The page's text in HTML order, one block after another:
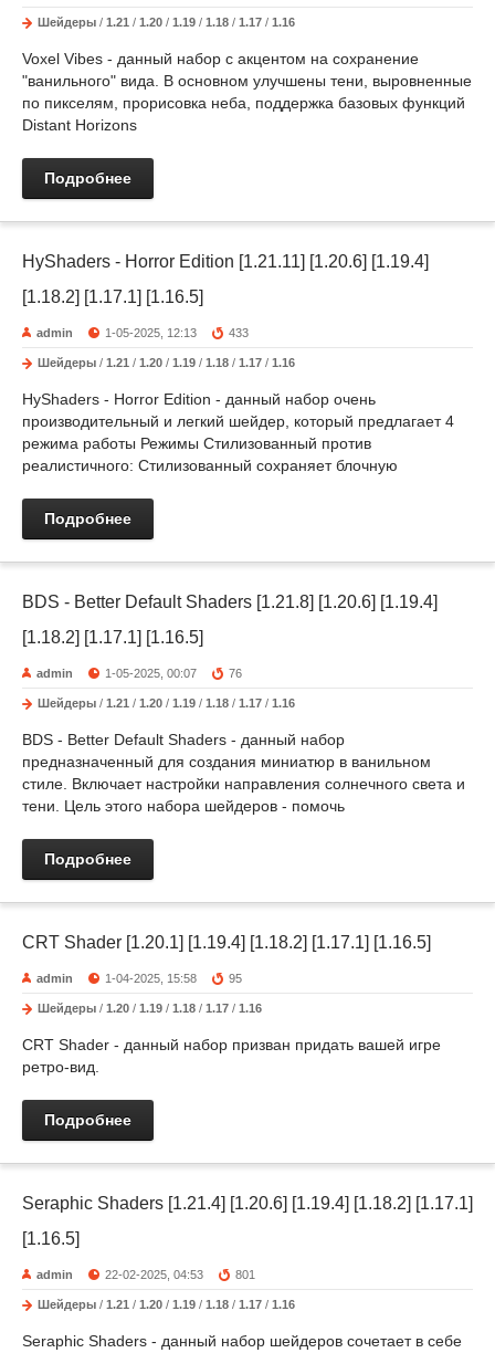
Шейдеры / 1.21 / 1.20 / 1.19 / 1.18 / 1.17 / 1.16
Voxel Vibes - данный набор с акцентом на сохранение
"ванильного" вида. В основном улучшены тени, выровненные
по пикселям, прорисовка неба, поддержка базовых функций
Distant Horizons
Подробнее
HyShaders - Horror Edition [1.21.11] [1.20.6] [1.19.4]
[1.18.2] [1.17.1] [1.16.5]
admin 1-05-2025, 12:13 433
Шейдеры / 1.21 / 1.20 / 1.19 / 1.18 / 1.17 / 1.16
HyShaders - Horror Edition - данный набор очень
производительный и легкий шейдер, который предлагает 4
режима работы Режимы Стилизованный против
реалистичного: Стилизованный сохраняет блочную
Подробнее
BDS - Better Default Shaders [1.21.8] [1.20.6] [1.19.4]
[1.18.2] [1.17.1] [1.16.5]
admin 1-05-2025, 00:07 76
Шейдеры / 1.21 / 1.20 / 1.19 / 1.18 / 1.17 / 1.16
BDS - Better Default Shaders - данный набор
предназначенный для создания миниатюр в ванильном
стиле. Включает настройки направления солнечного света и
тени. Цель этого набора шейдеров - помочь
Подробнее
CRT Shader [1.20.1] [1.19.4] [1.18.2] [1.17.1] [1.16.5]
admin 1-04-2025, 15:58 95
Шейдеры / 1.20 / 1.19 / 1.18 / 1.17 / 1.16
CRT Shader - данный набор призван придать вашей игре
ретро-вид.
Подробнее
Seraphic Shaders [1.21.4] [1.20.6] [1.19.4] [1.18.2] [1.17.1]
[1.16.5]
admin 22-02-2025, 04:53 801
Шейдеры / 1.21 / 1.20 / 1.19 / 1.18 / 1.17 / 1.16
Seraphic Shaders - данный набор шейдеров сочетает в себе